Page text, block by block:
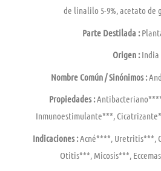
de linalilo 5-9%, acetato de
Parte Destilada :
Origen :India
Nombre Común / Sinónimos :
Propiedades :
Inmunoestimulante***,
Indicaciones :Acné****, Uretritis***,
Otitis***, Micosis***,